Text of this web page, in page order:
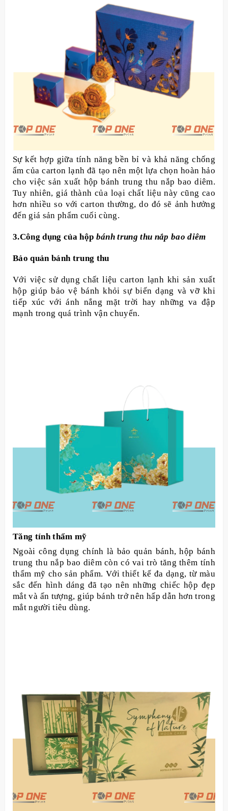
Sự kết hợp giữa tính năng bền bỉ và khả năng chống
ẩm của carton lạnh đã tạo nên một lựa chọn hoàn hảo
cho việc sản xuất hộp bánh trung thu nắp bao diêm.
Tuy nhiên, giá thành của loại chất liệu này cũng cao
hơn nhiều so với carton thường, do đó sẽ ảnh hưởng
đến giá sản phẩm cuối cùng.
3.Công dụng của hộp bánh trung thu nắp bao diêm
Bảo quản bánh trung thu
Với việc sử dụng chất liệu carton lạnh khi sản xuất
hộp giúp bảo vệ bánh khỏi sự biến dạng và vỡ khi
tiếp xúc với ánh nắng mặt trời hay những va đập
mạnh trong quá trình vận chuyển.
Tăng tính thẩm mỹ
Ngoài công dụng chính là bảo quản bánh, hộp bánh
trung thu nắp bao diêm còn có vai trò tăng thêm tính
thẩm mỹ cho sản phẩm. Với thiết kế đa dạng, từ màu
sắc đến hình dáng đã tạo nên những chiếc hộp đẹp
mắt và ấn tượng, giúp bánh trở nên hấp dẫn hơn trong
mắt người tiêu dùng.